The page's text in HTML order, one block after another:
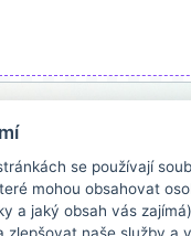
se používají
mohou obsahovat
a jaký obsah vás